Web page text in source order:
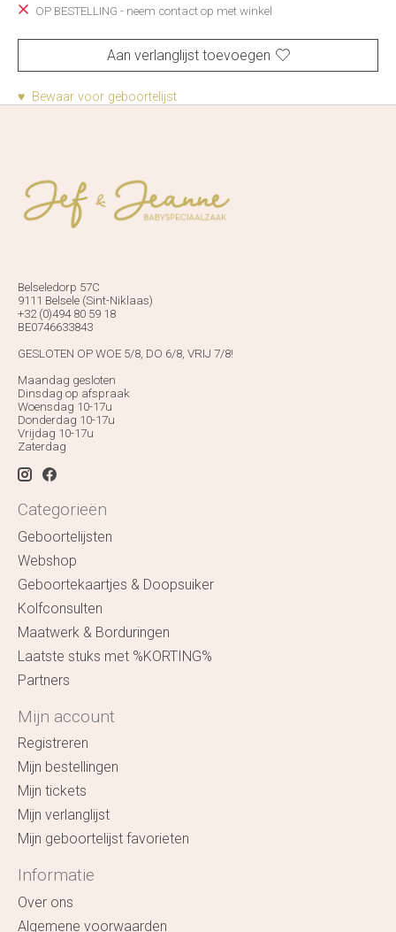
OP BESTELLING - neem contact op met winkel
Aan verlanglijst toevoegen
♥ Bewaar voor geboortelijst
Belseledorp 57C
9111 Belsele (Sint-Niklaas)
+32 (0)494 80 59 18
BE0746633843
GESLOTEN OP WOE 5/8, DO 6/8, VRIJ 7/8!
Maandag gesloten
Dinsdag op afspraak
Woensdag 10-17u
Donderdag 10-17u
Vrijdag 10-17u
Zaterdag
Categorieën
Geboortelijsten
Webshop
Geboortekaartjes & Doopsuiker
Kolfconsulten
Maatwerk & Borduringen
Laatste stuks met %KORTING%
Partners
Mijn account
Registreren
Mijn bestellingen
Mijn tickets
Mijn verlanglijst
Mijn geboortelijst favorieten
Informatie
Over ons
Algemene voorwaarden